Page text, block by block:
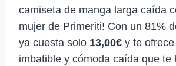
camiseta de manga larga caída
mujer de Primeriti! Con un 81%
ya cuesta solo 13,00€ y te
imbatible y cómoda caída que te